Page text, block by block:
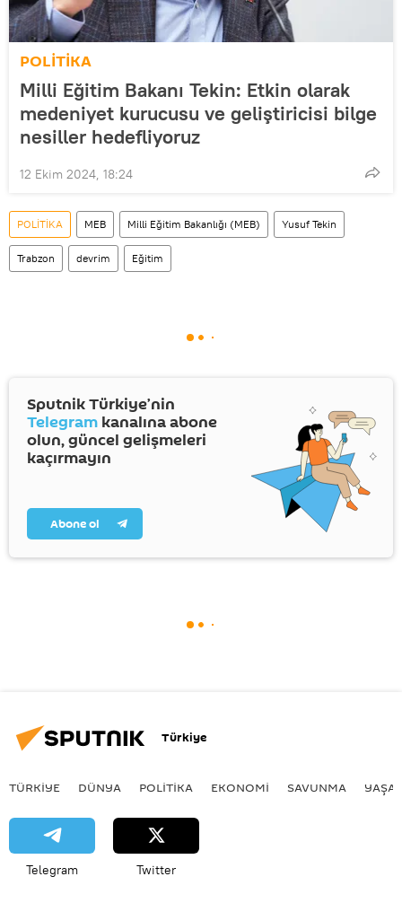
POLİTİKA
Milli Eğitim Bakanı Tekin: Etkin olarak
medeniyet kurucusu ve geliştiricisi bilge
nesiller hedefliyoruz
12 Ekim 2024, 18:24
POLİTİKA MEB Milli Eğitim Bakanlığı (MEB) Yusuf Tekin
Trabzon devrim Eğitim
Sputnik Türkiye’nin
Telegram kanalına abone
olun, güncel gelişmeleri
kaçırmayın
Abone ol
Türkiye
TÜRKIYE DÜNYA POLİTİKA EKONOMİ SAVUNMA
Telegram Twitter